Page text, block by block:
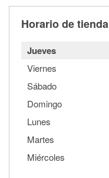
Horario de tienda
Jueves
Viernes
Sábado
Domingo
Lunes
Martes
Miércoles